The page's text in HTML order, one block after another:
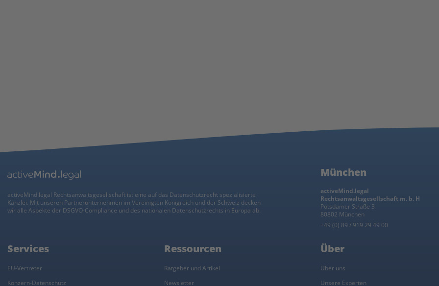
activeMind.legal Rechtsanwaltsgesellschaft ist eine auf das Datenschutzrecht spezialisierte
Kanzlei. Mit unseren Partnerunternehmen im Vereinigten Königreich und der Schweiz decken
wir alle Aspekte der DSGVO-Compliance und des nationalen Datenschutzrechts in Europa ab.
München
activeMind.legal
Rechtsanwaltsgesellschaft m. b. H
Potsdamer Straße 3
80802 München
+49 (0) 89 / 919 29 49 00
Services
EU-Vertreter
Konzern-Datenschutz
Ressourcen
Ratgeber und Artikel
Newsletter
Über
Über uns
Unsere Experten